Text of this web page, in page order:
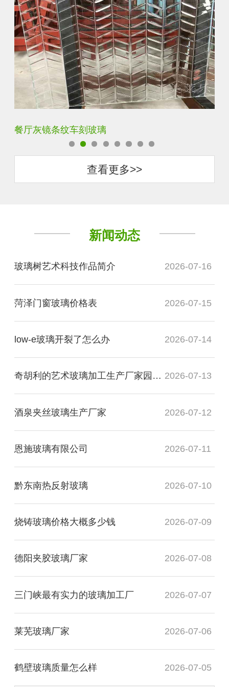
餐厅灰镜条纹车刻玻璃
查看更多>>
新闻动态
玻璃树艺术科技作品简介 2026-07-16
菏泽门窗玻璃价格表 2026-07-15
low-e玻璃开裂了怎么办 2026-07-14
奇胡利的艺术玻璃加工生产厂家园展现了什么 2026-07-13
酒泉夹丝玻璃生产厂家 2026-07-12
恩施玻璃有限公司 2026-07-11
黔东南热反射玻璃 2026-07-10
烧铸玻璃价格大概多少钱 2026-07-09
德阳夹胶玻璃厂家 2026-07-08
三门峡最有实力的玻璃加工厂 2026-07-07
莱芜玻璃厂家 2026-07-06
鹤壁玻璃质量怎么样 2026-07-05